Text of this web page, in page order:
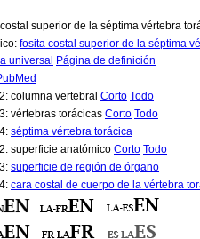
superior de la séptima vértebra
fosita costal superior de la séptima
universal Página de definición
columna vertebral Corto Todo
vértebras torácicas Corto Todo
séptima vértebra torácica
superficie anatómico Corto Todo
superficie de región de órgano
cara costal de cuerpo de la vértebra